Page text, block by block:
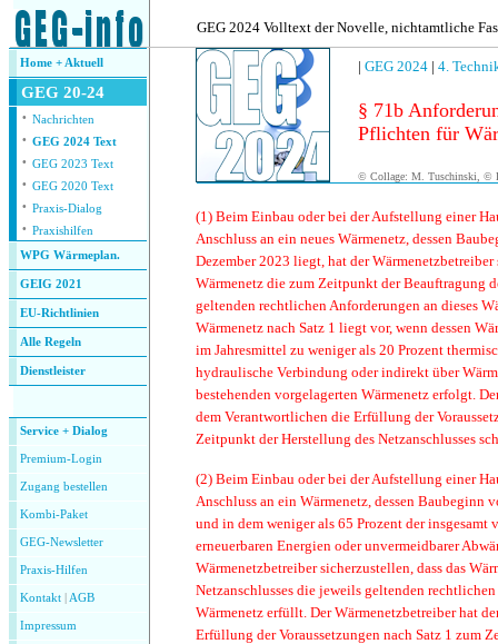
GEG 2024 Volltext der Novelle, nichtamtliche
Home + Aktuell
GEG 20-24
· Nachrichten
· GEG 2024 Text
· GEG 2023 Text
· GEG 2020 Text
· Praxis-Dialog
· Praxishilfen
WPG Wärmeplan.
GEIG 2021
EU-Richtlinien
Alle Regeln
Dienstleister
Service + Dialog
Premium-Login
Zugang bestellen
Kombi-Paket
GEG-Newsletter
Praxis-Hilfen
Kontakt AGB
Impressum
| GEG 2024 | 4.
§ 71b
Pflichten für
© Collage: M. Tuschinski, ©
(1) Beim Einbau oder bei der Aufstellung einer
Anschluss an ein neues Wärmenetz, dessen
Dezember 2023 liegt, hat der Wärmenetzbetreiber
Wärmenetz die zum Zeitpunkt der Beauftragung
geltenden rechtlichen Anforderungen an dieses
Wärmenetz nach Satz 1 liegt vor, wenn dessen
im Jahresmittel zu weniger als 20 Prozent
hydraulische Verbindung oder indirekt über
bestehenden vorgelagerten Wärmenetz erfolgt.
dem Verantwortlichen die Erfüllung der
Zeitpunkt der Herstellung des Netzanschlusses
(2) Beim Einbau oder bei der Aufstellung einer
Anschluss an ein Wärmenetz, dessen Baubeginn
und in dem weniger als 65 Prozent der insgesamt
erneuerbaren Energien oder unvermeidbarer
Wärmenetzbetreiber sicherzustellen, dass das
Netzanschlusses die jeweils geltenden
Wärmenetz erfüllt. Der Wärmenetzbetreiber hat
Erfüllung der Voraussetzungen nach Satz 1 zum